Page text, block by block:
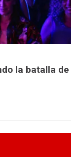
la batalla de